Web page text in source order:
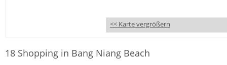
<< Karte vergrößern
18 Shopping in Bang Niang Beach